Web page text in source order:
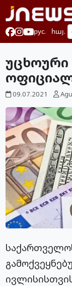
рус. հայ.
09.07.2021